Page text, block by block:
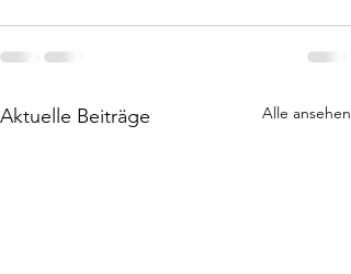
Aktuelle Beiträge Alle ansehen